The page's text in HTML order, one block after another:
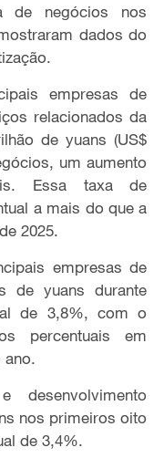
de negócios nos
dados do
empresas de
relacionados da
de yuans (US$
um aumento
Essa taxa de
a mais do que a
2025.
empresas de
de yuans durante
de 3,8%, com o
percentuais em
ano.
nos primeiros oito
de 3,4%.